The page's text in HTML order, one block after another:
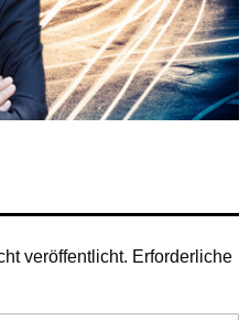
veröffentlicht. Erforderliche